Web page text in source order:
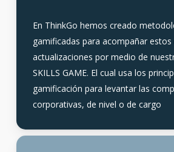
En ThinkGo hemos creado
gamificadas para acompañar estos
actualizaciones por medio de
SKILLS GAME. El cual usa los
gamificación para levantar las
corporativas, de nivel o de cargo